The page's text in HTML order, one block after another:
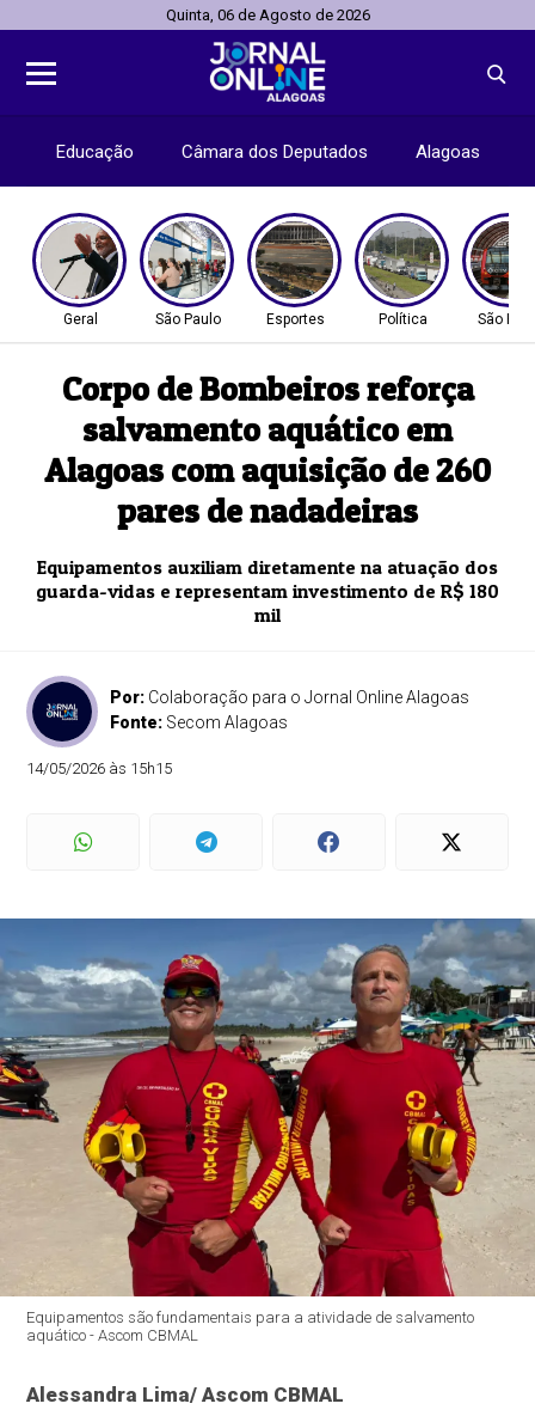
Quinta, 06 de Agosto de 2026
Educação Câmara dos Deputados Alagoas
Geral São Paulo Esportes Política São
Corpo de Bombeiros reforça
salvamento aquático em
Alagoas com aquisição de 260
pares de nadadeiras
Equipamentos auxiliam diretamente na atuação dos
guarda-vidas e representam investimento de R$ 180
mil
Por: Colaboração para o Jornal Online Alagoas
Fonte: Secom Alagoas
14/05/2026 às 15h15
Equipamentos são fundamentais para a atividade de salvamento
aquático - Ascom CBMAL
Alessandra Lima/ Ascom CBMAL